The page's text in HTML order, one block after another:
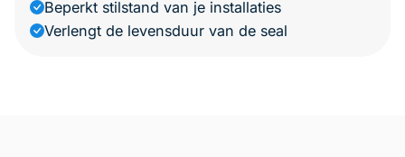
Beperkt stilstand van je installaties
Verlengt de levensduur van de seal